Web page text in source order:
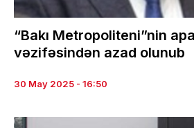
“Bakı Metropoliteni”nin
vəzifəsindən azad olunub
30 May 2025 - 16:50